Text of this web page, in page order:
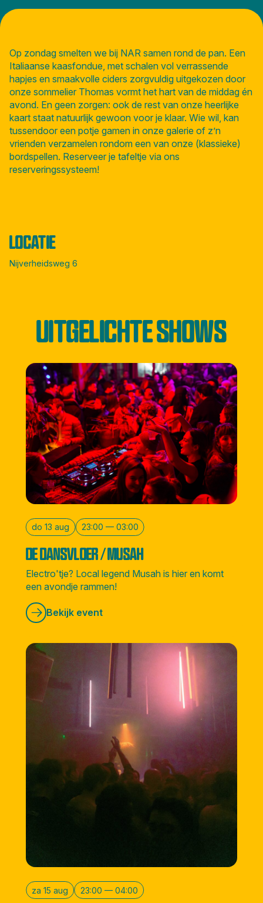
LOCATIE
Nijverheidsweg 6
Op zondag smelten we bij NAR samen rond de pan. Een
Italiaanse kaasfondue, met schalen vol verrassende
hapjes en smaakvolle ciders zorgvuldig uitgekozen door
onze sommelier Thomas vormt het hart van de middag én
avond. En geen zorgen: ook de rest van onze heerlijke
kaart staat natuurlijk gewoon voor je klaar. Wie wil, kan
tussendoor een potje gamen in onze galerie of z’n
vrienden verzamelen rondom een van onze (klassieke)
bordspellen. Reserveer je tafeltje via ons
reserveringssysteem!
UITGELICHTE SHOWS
do 13 aug 23:00 — 03:00
DE DANSVLOER / MUSAH
Electro'tje? Local legend Musah is hier en komt
een avondje rammen!
Bekijk event
za 15 aug 23:00 — 04:00